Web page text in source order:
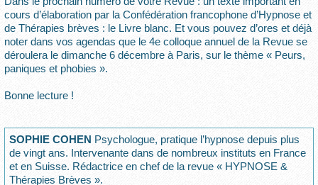
cours d’élaboration par la Confédération francophone d’Hypnose et
de Thérapies brèves : le Livre blanc. Et vous pouvez d’ores et déjà
noter dans vos agendas que le 4e colloque annuel de la Revue se
déroulera le dimanche 6 décembre à Paris, sur le thème « Peurs,
paniques et phobies ».
Bonne lecture !
SOPHIE COHEN Psychologue, pratique l’hypnose depuis plus
de vingt ans. Intervenante dans de nombreux instituts en France
et en Suisse. Rédactrice en chef de la revue « HYPNOSE &
Thérapies Brèves ».